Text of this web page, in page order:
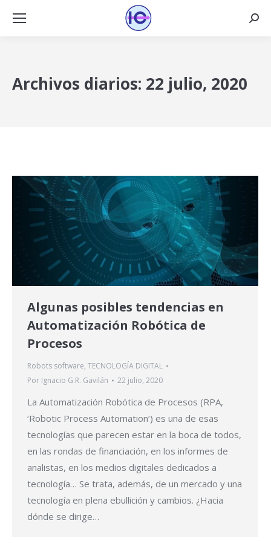
Archivos diarios: 22 julio, 2020
Algunas posibles tendencias en
Automatización Robótica de
Procesos
Robots software, TECNOLOGÍA DIGITAL
Por Ignacio G.R. Gavilán 22 julio, 2020
La Automatización Robótica de Procesos (RPA,
‘Robotic Process Automation‘) es una de esas
tecnologías que parecen estar en la boca de todos,
en las rondas de financiación, en los informes de
analistas, en los medios digitales dedicados a
tecnología… Se trata, además, de un mercado y una
tecnología en plena ebullición y cambios. ¿Hacia
dónde se dirige…